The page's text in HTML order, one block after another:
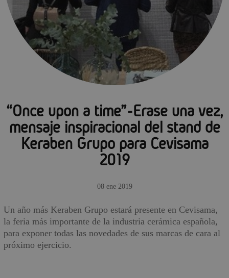
“Once upon a time”-Erase una vez,
mensaje inspiracional del stand de
Keraben Grupo para Cevisama
2019
08 ene 2019
Un año más Keraben Grupo estará presente en Cevisama,
la feria más importante de la industria cerámica española,
para exponer todas las novedades de sus marcas de cara al
próximo ejercicio.